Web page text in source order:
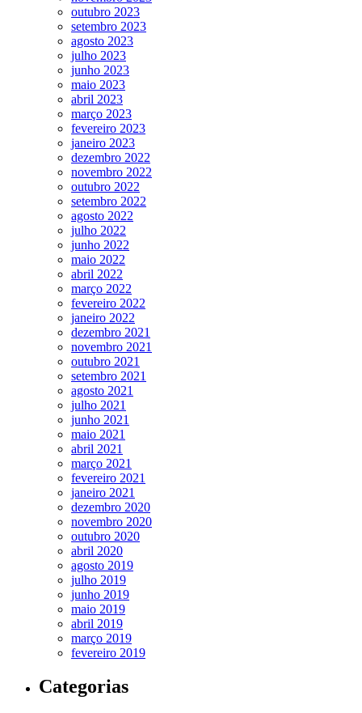
outubro 2023
setembro 2023
agosto 2023
julho 2023
junho 2023
maio 2023
abril 2023
março 2023
fevereiro 2023
janeiro 2023
dezembro 2022
novembro 2022
outubro 2022
setembro 2022
agosto 2022
julho 2022
junho 2022
maio 2022
abril 2022
março 2022
fevereiro 2022
janeiro 2022
dezembro 2021
novembro 2021
outubro 2021
setembro 2021
agosto 2021
julho 2021
junho 2021
maio 2021
abril 2021
março 2021
fevereiro 2021
janeiro 2021
dezembro 2020
novembro 2020
outubro 2020
abril 2020
agosto 2019
julho 2019
junho 2019
maio 2019
abril 2019
março 2019
fevereiro 2019
Categorias